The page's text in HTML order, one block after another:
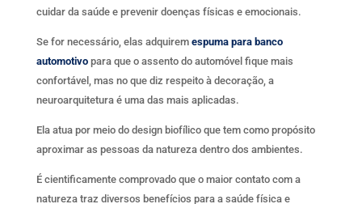
cuidar da saúde e prevenir doenças físicas e emocionais.
Se for necessário, elas adquirem espuma para banco
automotivopara que o assento do automóvel fique mais
confortável, mas no que diz respeito à decoração, a
neuroarquitetura é uma das mais aplicadas.
Ela atua por meio do design biofílico que tem como propósito
aproximar as pessoas da natureza dentro dos ambientes.
É cientificamente comprovado que o maior contato com a
natureza traz diversos benefícios para a saúde física e